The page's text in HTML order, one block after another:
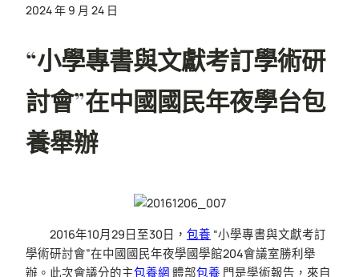
2024 年 9 月 24 日
“小學專書與文獻考訂學術研
討會”在中國國民年夜學台包
養舉辦
2016年10月29日至30日， 包養 “小學專書與文獻考訂
學術研討會”在中國國民年夜學國學館204會議室勝利舉
辦。此次會議分的主包養網 體部包養 門是學術報告，來自